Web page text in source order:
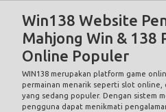
Win138 Website
Mahjong Win & 138
Online Populer
WIN138 merupakan platform game
permainan menarik seperti slot online,
yang sedang populer. Dengan sistem
pengguna dapat menikmati